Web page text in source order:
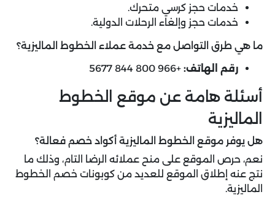
خدمات حجز كرسي متحرك.
خدمات حجز وإلغاء الرحلات الدولية.
ما هي طرق التواصل مع خدمة عملاء الخطوط الماليزية؟
رقم الهاتف: +966 800 844 5677
أسئلة هامة عن موقع الخطوط
الماليزية
هل يوفر موقع الخطوط الماليزية أكواد خصم فعالة؟
نعم، حرص الموقع على منح عملائه الرضا التام، وذلك ما
نتج عنه إطلاق الموقع للعديد من كوبونات خصم الخطوط
الماليزية.